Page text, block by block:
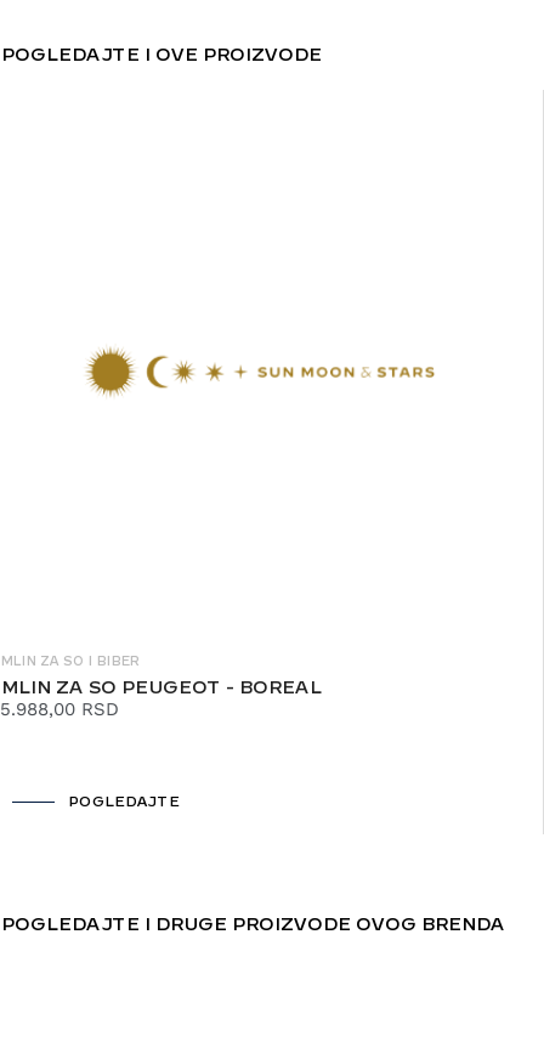
POGLEDAJTE I OVE PROIZVODE
MLIN ZA SO I BIBER
MLIN ZA SO PEUGEOT - BOREAL
5.988,00 RSD
POGLEDAJTE
POGLEDAJTE I DRUGE PROIZVODE OVOG BRENDA